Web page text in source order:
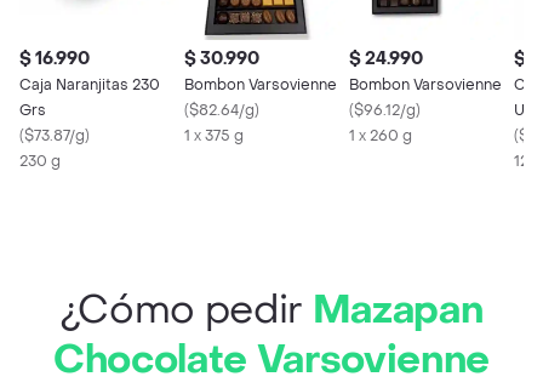
$ 16.990
Caja Naranjitas 230
Grs
($73.87/g)
230 g
$ 30.990
Bombon Varsovienne
($82.64/g)
1 x 375 g
$ 24.990
Bombon Varsovienne
($96.12/g)
1 x 260 g
$
(
12
¿Cómo pedir Mazapan
Chocolate Varsovienne